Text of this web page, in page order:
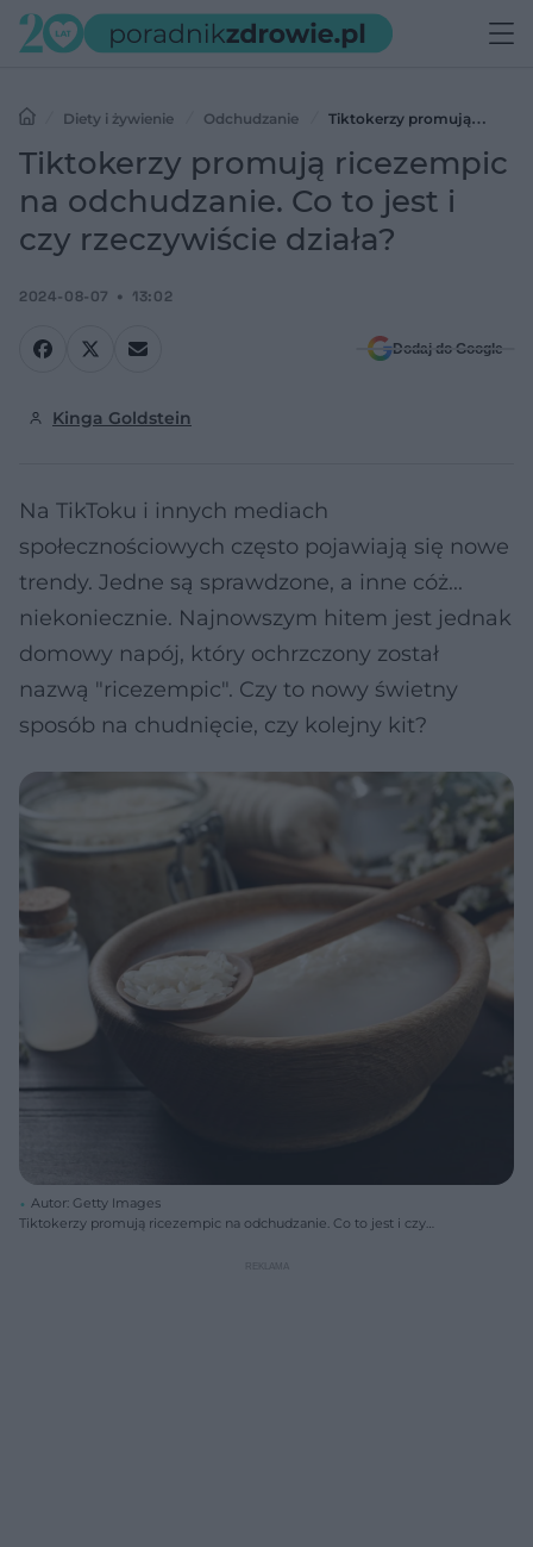
Diety i żywienie Odchudzanie
Tiktokerzy promują
ricezempic na odchudzanie. Co to jest i czy rzeczywiście działa?
Tiktokerzy promują ricezempic
na odchudzanie. Co to jest i
czy rzeczywiście działa?
2024-08-07 13:02
Dodaj do Google
Kinga Goldstein
Na TikToku i innych mediach
społecznościowych często pojawiają się nowe
trendy. Jedne są sprawdzone, a inne cóż...
niekoniecznie. Najnowszym hitem jest jednak
domowy napój, który ochrzczony został
nazwą "ricezempic". Czy to nowy świetny
sposób na chudnięcie, czy kolejny kit?
Autor: Getty Images
Tiktokerzy promują ricezempic na odchudzanie. Co to jest i czy